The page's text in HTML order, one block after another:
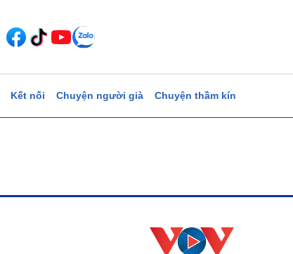
Kết nối Chuyện người già Chuyện thầm kín